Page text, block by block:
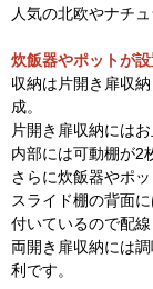
人気の北欧やナチ
炊飯器やポットが
収納は片開き扉収
成。
片開き扉収納には
内部には可動棚が2
さらに炊飯器やポ
スライド棚の背面
付いているので配線
両開き扉収納には
利です。